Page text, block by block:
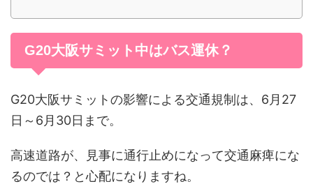
G20大阪サミット中はバス運休？
G20大阪サミットの影響による交通規制は、6月27
日～6月30日まで。
高速道路が、見事に通行止めになって交通麻痺にな
るのでは？と心配になりますね。